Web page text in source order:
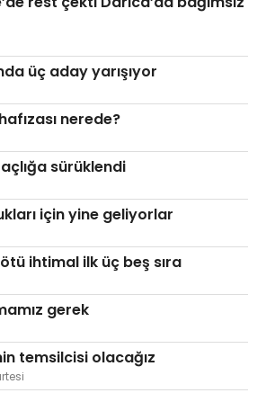
üç aday yarışıyor
nerede?
sürüklendi
için yine geliyorlar
ihtimal ilk üç beş sıra
gerek
temsilcisi olacağız